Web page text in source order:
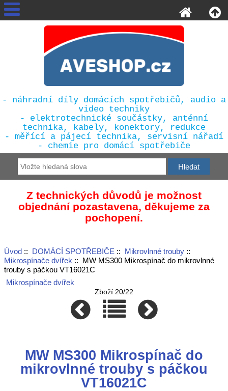
- náhradní díly domácích spotřebičů, audio a
video techniky
- elektrotechnické součástky, anténní
technika, kabely, konektory, redukce
- měřící a pájecí technika, servisní nářadí
- chemie pro domácí spotřebiče
Z technických důvodů je možnost
objednání pozastavena, děkujeme za
pochopení.
Úvod:: DOMÁCÍ SPOTŘEBIČE :: Mikrovlnné trouby::
Mikrospínače dvířek :: MW MS300 Mikrospínač do mikrovlnné
trouby s páčkou VT16021C
Mikrospínače dvířek
Zboží 20/22
MW MS300 Mikrospínač do
mikrovlnné trouby s páčkou
VT16021C